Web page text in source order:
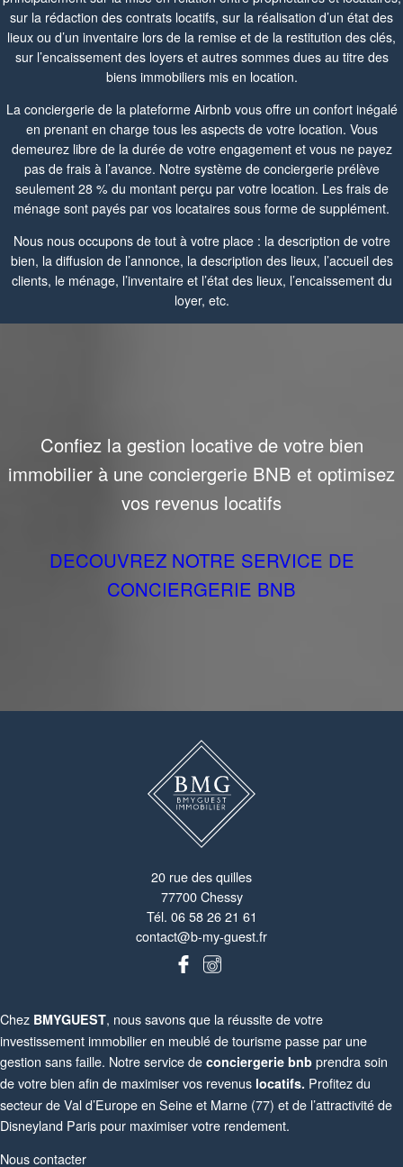
sur la rédaction des contrats locatifs, sur la réalisation d’un état des
lieux ou d’un inventaire lors de la remise et de la restitution des clés,
sur l’encaissement des loyers et autres sommes dues au titre des
biens immobiliers mis en location.
La conciergerie de la plateforme Airbnb vous offre un confort inégalé
en prenant en charge tous les aspects de votre location. Vous
demeurez libre de la durée de votre engagement et vous ne payez
pas de frais à l’avance. Notre système de conciergerie prélève
seulement 28 % du montant perçu par votre location. Les frais de
ménage sont payés par vos locataires sous forme de supplément.
Nous nous occupons de tout à votre place : la description de votre
bien, la diffusion de l’annonce, la description des lieux, l’accueil des
clients, le ménage, l’inventaire et l’état des lieux, l’encaissement du
loyer, etc.
Confiez la gestion locative de votre bien
immobilier à une conciergerie BNB et optimisez
vos revenus locatifs
DECOUVREZ NOTRE SERVICE DE
CONCIERGERIE BNB
20 rue des quilles
77700 Chessy
Tél. 06 58 26 21 61
contact@b-my-guest.fr
Chez BMYGUEST, nous savons que la réussite de votre
investissement immobilier en meublé de tourisme passe par une
gestion sans faille. Notre service de conciergerie bnb prendra soin
de votre bien afin de maximiser vos revenus locatifs. Profitez du
secteur de Val d’Europe en Seine et Marne (77) et de l’attractivité de
Disneyland Paris pour maximiser votre rendement.
Nous contacter